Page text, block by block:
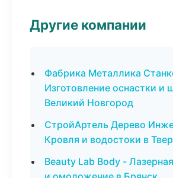
Другие компании
Фабрика Металлика
Изготовление оснастки и
Великий Новгород
СтройАртель Дерево
Кровля и водостоки в
Beauty Lab Body -